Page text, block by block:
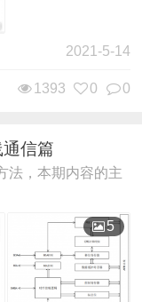
2021-5-14
0
0
1393
信篇
法，本期内容的主
5